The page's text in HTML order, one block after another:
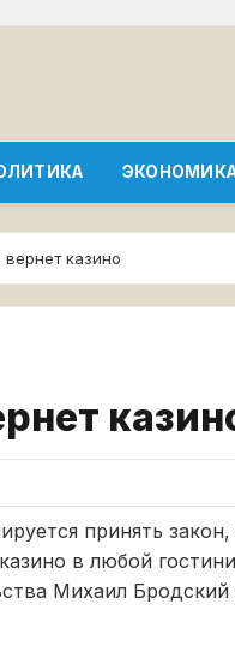
казино
принять
в любой
Михаил